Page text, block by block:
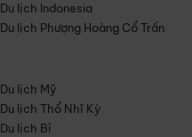
Du lịch Indonesia
Du lịch Phượng Hoàng Cổ Trấn
Du lịch Mỹ
Du lịch Thổ Nhĩ Kỳ
Du lịch Bỉ